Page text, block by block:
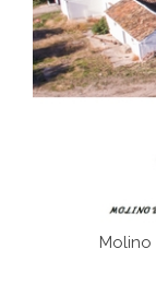
Juntar las
afán de
Historia y